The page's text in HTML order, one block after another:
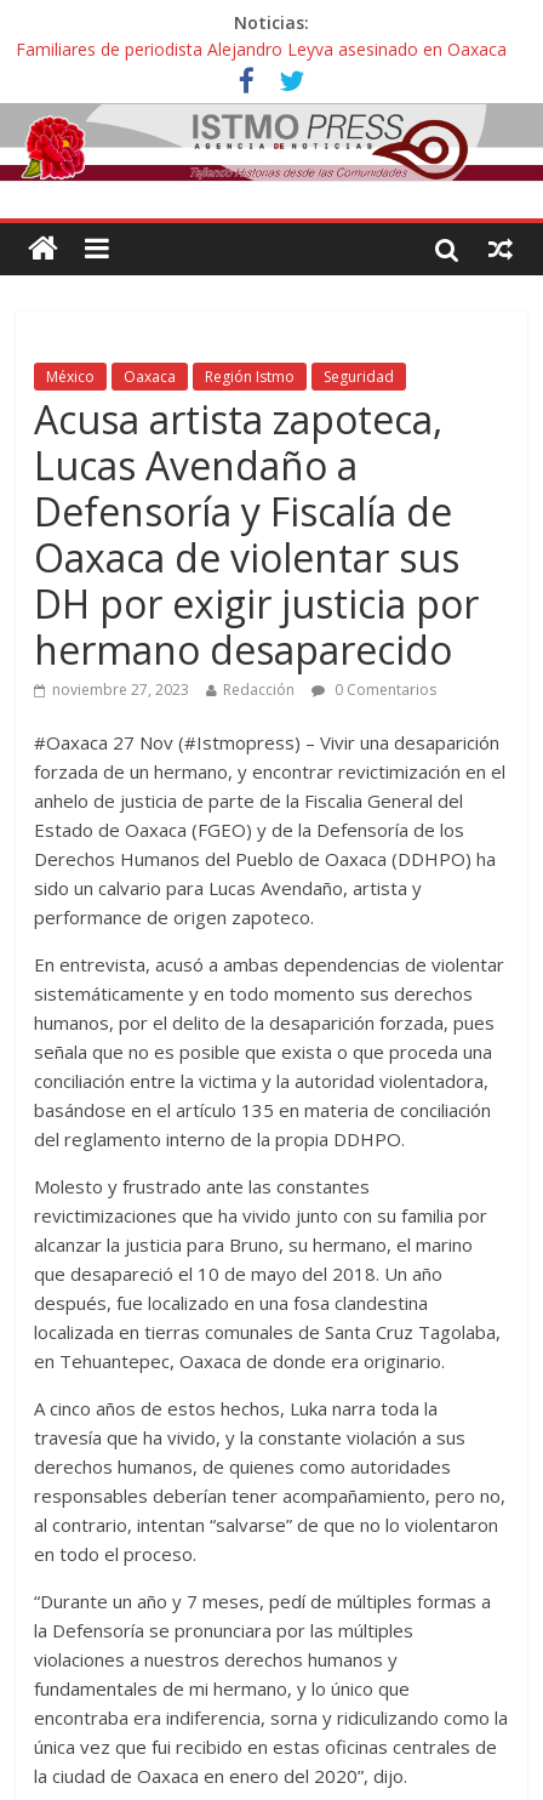
Noticias:
Familiares de periodista Alejandro Leyva asesinado en Oaxaca
protestan y exigen justicia en desfile de delegaciones
Alertan pescadores de Juchitán, Oaxaca de nuevo despojo de su
territorio para construir un parque eólico
Pescadores y comuneros ikoots detienen la extracción ilegal de
material pétreo de gravera Oyamel
ahora pescadores de Salinas del Marqués denuncian daños de
Pemex
México Oaxaca Región Istmo Seguridad
Acusa artista zapoteca,
Lucas Avendaño a
Defensoría y Fiscalía de
Oaxaca de violentar sus
DH por exigir justicia por
hermano desaparecido
noviembre 27, 2023 Redacción 0 Comentarios
#Oaxaca 27 Nov (#Istmopress) – Vivir una desaparición
forzada de un hermano, y encontrar revictimización en el
anhelo de justicia de parte de la Fiscalia General del
Estado de Oaxaca (FGEO) y de la Defensoría de los
Derechos Humanos del Pueblo de Oaxaca (DDHPO) ha
sido un calvario para Lucas Avendaño, artista y
performance de origen zapoteco.
En entrevista, acusó a ambas dependencias de violentar
sistemáticamente y en todo momento sus derechos
humanos, por el delito de la desaparición forzada, pues
señala que no es posible que exista o que proceda una
conciliación entre la victima y la autoridad violentadora,
basándose en el artículo 135 en materia de conciliación
del reglamento interno de la propia DDHPO.
Molesto y frustrado ante las constantes
revictimizaciones que ha vivido junto con su familia por
alcanzar la justicia para Bruno, su hermano, el marino
que desapareció el 10 de mayo del 2018. Un año
después, fue localizado en una fosa clandestina
localizada en tierras comunales de Santa Cruz Tagolaba,
en Tehuantepec, Oaxaca de donde era originario.
A cinco años de estos hechos, Luka narra toda la
travesía que ha vivido, y la constante violación a sus
derechos humanos, de quienes como autoridades
responsables deberían tener acompañamiento, pero no,
al contrario, intentan “salvarse” de que no lo violentaron
en todo el proceso.
“Durante un año y 7 meses, pedí de múltiples formas a
la Defensoría se pronunciara por las múltiples
violaciones a nuestros derechos humanos y
fundamentales de mi hermano, y lo único que
encontraba era indiferencia, sorna y ridiculizando como la
única vez que fui recibido en estas oficinas centrales de
la ciudad de Oaxaca en enero del 2020”, dijo.